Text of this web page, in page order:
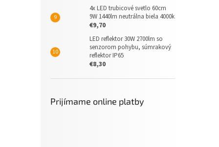
4x LED trubicové svetlo 60cm
9W 1440lm neutrálna biela 4000k
€9,70
LED reflektor 30W 2700lm so
senzorom pohybu, súmrakový
reflektor IP65
€8,30
Prijímame online platby